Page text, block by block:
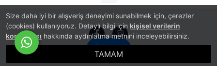
Size daha iyi bir alışveriş deneyimi sunabilmek için, çerezler
(cookies) kullanıyoruz. Detaylı bilgi için kişisel verilerin
korunması hakkında aydınlatma metnini inceleyebilirsiniz.
TAMAM
İletişim
E-Ticaret Sistemi